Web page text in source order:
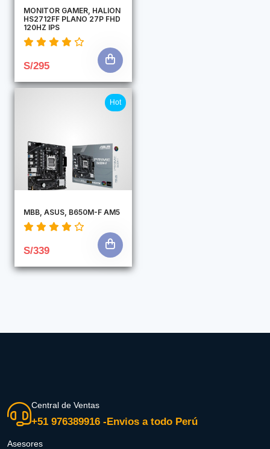
MONITOR GAMER, HALION
HS2712FF PLANO 27P FHD
120HZ IPS
S/295
Hot
MBB, ASUS, B650M-F AM5
S/339
Central de Ventas
+51 976389916 -Envios a todo Perú
Asesores